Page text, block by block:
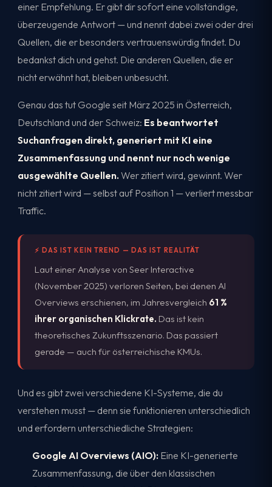
einer Empfehlung. Er gibt dir sofort eine vollständige,
überzeugende Antwort — und nennt dabei zwei oder drei
Quellen, die er besonders vertrauenswürdig findet. Du
bedankst dich und gehst. Die anderen Quellen, die er
nicht erwähnt hat, bleiben unbesucht.
Genau das tut Google seit März 2025 in Österreich,
Deutschland und der Schweiz: Es beantwortet
Suchanfragen direkt, generiert mit KI eine
Zusammenfassung und nennt nur noch wenige
ausgewählte Quellen. Wer zitiert wird, gewinnt. Wer
nicht zitiert wird — selbst auf Position 1 — verliert messbar
Traffic.
⚡ DAS IST KEIN TREND — DAS IST REALITÄT
Laut einer Analyse von Seer Interactive
(November 2025) verloren Seiten, bei denen AI
Overviews erschienen, im Jahresvergleich 61 %
ihrer organischen Klickrate. Das ist kein
theoretisches Zukunftsszenario. Das passiert
gerade — auch für österreichische KMUs.
Und es gibt zwei verschiedene KI-Systeme, die du
verstehen musst — denn sie funktionieren unterschiedlich
und erfordern unterschiedliche Strategien:
Google AI Overviews (AIO): Eine KI-generierte
Zusammenfassung, die über den klassischen